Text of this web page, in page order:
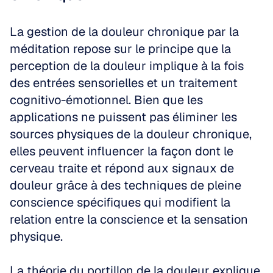
La gestion de la douleur chronique par la
méditation repose sur le principe que la
perception de la douleur implique à la fois
des entrées sensorielles et un traitement
cognitivo-émotionnel. Bien que les
applications ne puissent pas éliminer les
sources physiques de la douleur chronique,
elles peuvent influencer la façon dont le
cerveau traite et répond aux signaux de
douleur grâce à des techniques de pleine
conscience spécifiques qui modifient la
relation entre la conscience et la sensation
physique.